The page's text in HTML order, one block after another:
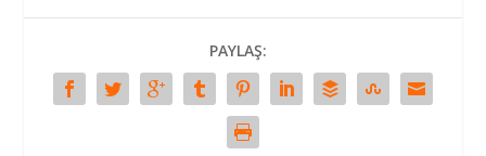
PAYLAŞ: